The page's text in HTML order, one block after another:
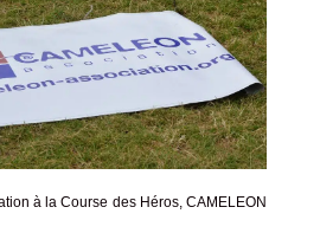
à la Course des Héros, CAMELEON